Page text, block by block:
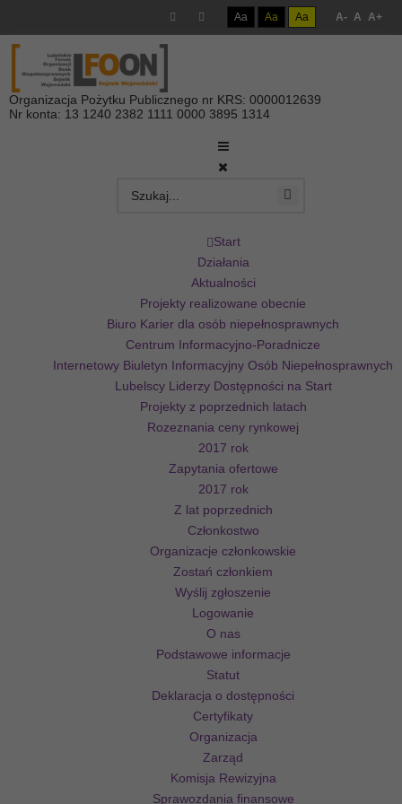
Aa Aa Aa A- A A+
Organizacja Pożytku Publicznego nr KRS: 0000012639
Nr konta: 13 1240 2382 1111 0000 3895 1314
Start
Działania
Aktualności
Projekty realizowane obecnie
Biuro Karier dla osób niepełnosprawnych
Centrum Informacyjno-Poradnicze
Internetowy Biuletyn Informacyjny Osób Niepełnosprawnych
Lubelscy Liderzy Dostępności na Start
Projekty z poprzednich latach
Rozeznania ceny rynkowej
2017 rok
Zapytania ofertowe
2017 rok
Z lat poprzednich
Członkostwo
Organizacje członkowskie
Zostań członkiem
Wyślij zgłoszenie
Logowanie
O nas
Podstawowe informacje
Statut
Deklaracja o dostępności
Certyfikaty
Organizacja
Zarząd
Komisja Rewizyjna
Sprawozdania finansowe